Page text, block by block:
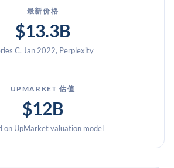
最新价格
$13.3B
C, Jan 2022, Perplexity
UPMARKET 估值
$12B
on UpMarket valuation model